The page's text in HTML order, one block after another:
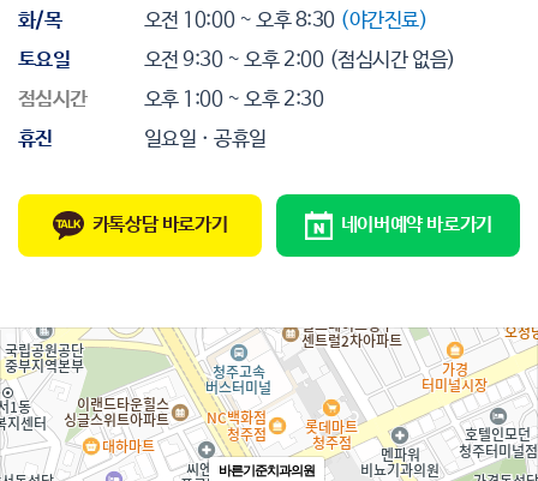
화/목
오전 10:00 ~ 오후 8:30 (야간진료)
토요일
오전 9:30 ~ 오후 2:00 (점심시간 없음)
점심시간
오후 1:00 ~ 오후 2:30
휴진
일요일 · 공휴일
카톡상담 바로가기 네이버예약 바로가기
바른기준치과의원